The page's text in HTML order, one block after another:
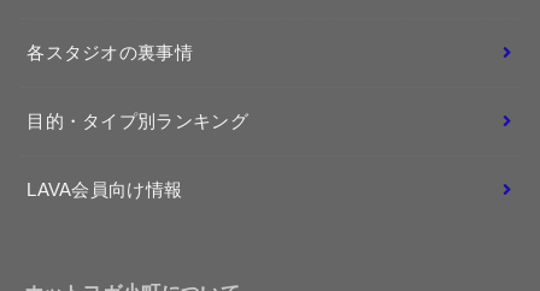
各スタジオの裏事情
目的・タイプ別ランキング
LAVA会員向け情報